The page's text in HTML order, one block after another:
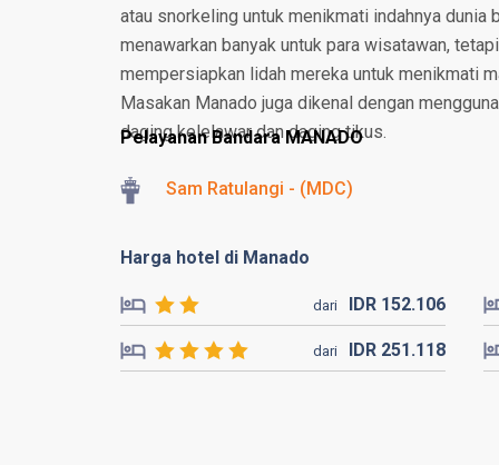
atau snorkeling untuk menikmati indahnya dunia
menawarkan banyak untuk para wisatawan,
mempersiapkan lidah mereka untuk menikmati
Masakan Manado juga dikenal dengan
daging kelelawar dan daging tikus.
Pelayanan Bandara MANADO
Sam Ratulangi - (MDC)
Harga hotel di Manado
dari IDR 152.106
dari IDR 251.118